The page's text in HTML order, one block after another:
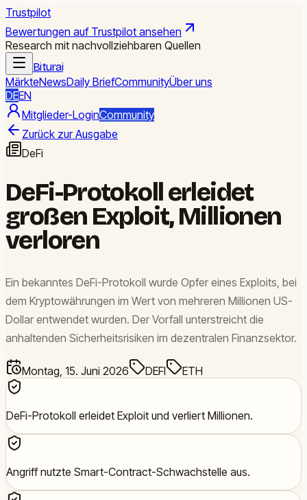
Trustpilot
Bewertungen auf Trustpilot ansehen
Research mit nachvollziehbaren Quellen
Biturai
MärkteNewsDaily BriefCommunityÜber uns
DEEN
Mitglieder-LoginCommunity
Zurück zur Ausgabe
DeFi
DeFi-Protokoll erleidet
großen Exploit, Millionen
verloren
Ein bekanntes DeFi-Protokoll wurde Opfer eines Exploits, bei
dem Kryptowährungen im Wert von mehreren Millionen US-
Dollar entwendet wurden. Der Vorfall unterstreicht die
anhaltenden Sicherheitsrisiken im dezentralen Finanzsektor.
Montag, 15. Juni 2026 DEFI ETH
DeFi-Protokoll erleidet Exploit und verliert Millionen.
Angriff nutzte Smart-Contract-Schwachstelle aus.